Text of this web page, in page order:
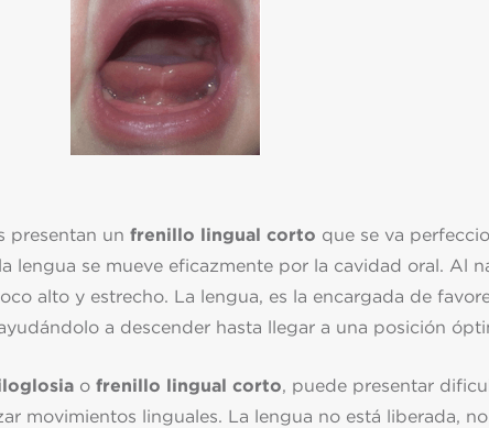
presentan un frenillo lingual corto que se va
lengua se mueve eficazmente por la cavidad oral. Al
alto y estrecho. La lengua, es la encargada de
a descender hasta llegar a una posición
o frenillo lingual corto, puede presentar
movimientos linguales. La lengua no está liberada,